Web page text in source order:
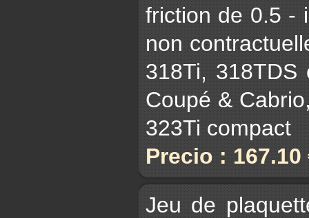
friction de 0.5 -
non
318Ti, 318TDS
Coupé &
323Ti compact
Precio : 167.10
Jeu de